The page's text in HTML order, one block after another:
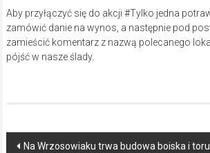
Aby przyłączyć się do akcji #Tylko jedna
zamówić danie na wynos, a następnie pod
zamieścić komentarz z nazwą polecanego
pójść w nasze ślady.
Post
Na Wrzosowiaku trwa budowa boiska i toru